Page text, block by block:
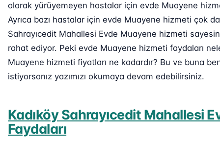
olarak yürüyemeyen hastalar için evde Muayene
Ayrıca bazı hastalar için evde Muayene hizmeti çok
Sahrayıcedit Mahallesi Evde Muayene hizmeti
rahat ediyor. Peki evde Muayene hizmeti faydaları
Muayene hizmeti fiyatları ne kadardır? Bu ve buna
istiyorsanız yazımızı okumaya devam edebilirsiniz.
Kadıköy Sahrayıcedit Mahallesi
Faydaları